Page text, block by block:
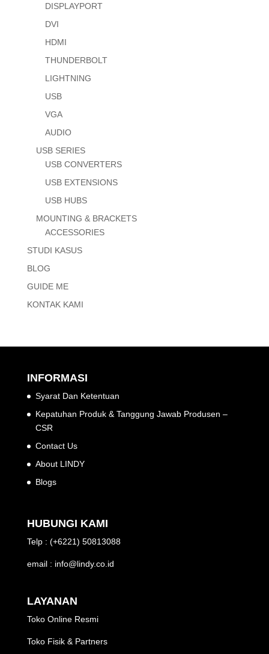
DISPLAYPORT
DVI
HDMI
THUNDERBOLT
LIGHTNING
USB
VGA
AUDIO
USB SERIES
USB CONVERTERS
USB EXTENSIONS
USB HUBS
MOUNTING & BRACKETS
ACCESSORIES
STUDI KASUS
BLOG
GUIDE ME
KONTAK KAMI
INFORMASI
Syarat Dan Ketentuan
Kepatuhan Produk & Tanggung Jawab Produsen –
CSR
Contact Us
About LINDY
Blogs
HUBUNGI KAMI
Telp : (+6221) 50813088
email : info@lindy.co.id
LAYANAN
Toko Online Resmi
Toko Fisik & Partners